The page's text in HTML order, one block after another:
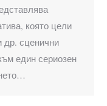
която цели
др. сценични
един сериозен